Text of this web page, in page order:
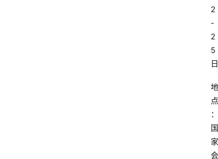
2
-
2
5
日
地
点
：
国
家
会